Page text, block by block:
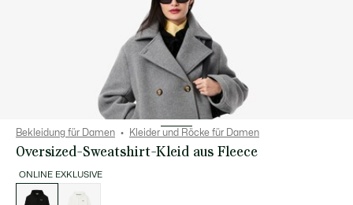
Bekleidung für Damen Kleider und Röcke für Damen
Oversized-Sweatshirt-Kleid aus Fleece
ONLINE EXKLUSIVE
der
Varianten